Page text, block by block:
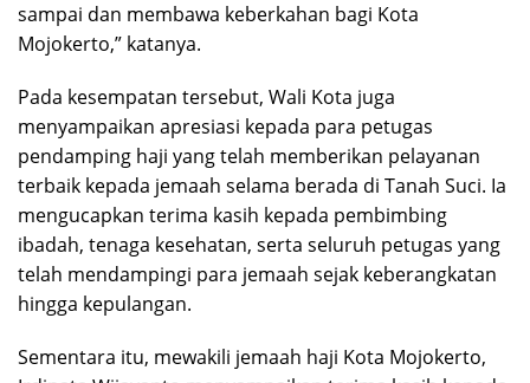
sampai dan membawa keberkahan bagi Kota
Mojokerto,” katanya.
Pada kesempatan tersebut, Wali Kota juga
menyampaikan apresiasi kepada para petugas
pendamping haji yang telah memberikan pelayanan
terbaik kepada jemaah selama berada di Tanah Suci. Ia
mengucapkan terima kasih kepada pembimbing
ibadah, tenaga kesehatan, serta seluruh petugas yang
telah mendampingi para jemaah sejak keberangkatan
hingga kepulangan.
Sementara itu, mewakili jemaah haji Kota Mojokerto,